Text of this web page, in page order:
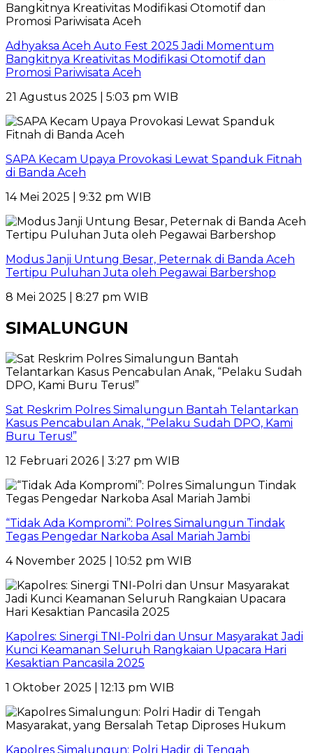
Adhyaksa Aceh Auto Fest 2025 Jadi Momentum
Bangkitnya Kreativitas Modifikasi Otomotif dan
Promosi Pariwisata Aceh
21 Agustus 2025 | 5:03 pm WIB
SAPA Kecam Upaya Provokasi Lewat Spanduk Fitnah
di Banda Aceh
14 Mei 2025 | 9:32 pm WIB
Modus Janji Untung Besar, Peternak di Banda Aceh
Tertipu Puluhan Juta oleh Pegawai Barbershop
8 Mei 2025 | 8:27 pm WIB
SIMALUNGUN
Sat Reskrim Polres Simalungun Bantah Telantarkan
Kasus Pencabulan Anak, “Pelaku Sudah DPO, Kami
Buru Terus!”
12 Februari 2026 | 3:27 pm WIB
“Tidak Ada Kompromi”: Polres Simalungun Tindak
Tegas Pengedar Narkoba Asal Mariah Jambi
4 November 2025 | 10:52 pm WIB
Kapolres: Sinergi TNI-Polri dan Unsur Masyarakat Jadi
Kunci Keamanan Seluruh Rangkaian Upacara Hari
Kesaktian Pancasila 2025
1 Oktober 2025 | 12:13 pm WIB
Kapolres Simalungun: Polri Hadir di Tengah